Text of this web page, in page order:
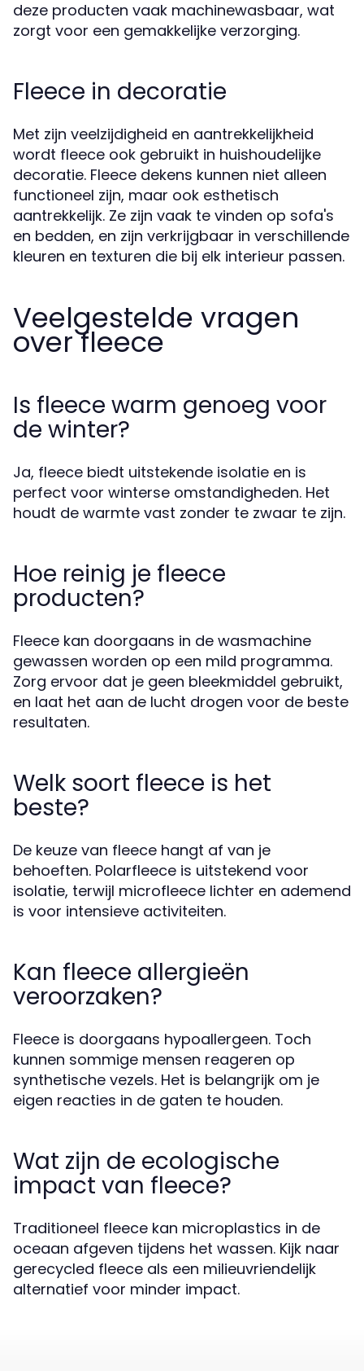
deze producten vaak machinewasbaar, wat
zorgt voor een gemakkelijke verzorging.
Fleece in decoratie
Met zijn veelzijdigheid en aantrekkelijkheid
wordt fleece ook gebruikt in huishoudelijke
decoratie. Fleece dekens kunnen niet alleen
functioneel zijn, maar ook esthetisch
aantrekkelijk. Ze zijn vaak te vinden op sofa's
en bedden, en zijn verkrijgbaar in verschillende
kleuren en texturen die bij elk interieur passen.
Veelgestelde vragen
over fleece
Is fleece warm genoeg voor
de winter?
Ja, fleece biedt uitstekende isolatie en is
perfect voor winterse omstandigheden. Het
houdt de warmte vast zonder te zwaar te zijn.
Hoe reinig je fleece
producten?
Fleece kan doorgaans in de wasmachine
gewassen worden op een mild programma.
Zorg ervoor dat je geen bleekmiddel gebruikt,
en laat het aan de lucht drogen voor de beste
resultaten.
Welk soort fleece is het
beste?
De keuze van fleece hangt af van je
behoeften. Polarfleece is uitstekend voor
isolatie, terwijl microfleece lichter en ademend
is voor intensieve activiteiten.
Kan fleece allergieën
veroorzaken?
Fleece is doorgaans hypoallergeen. Toch
kunnen sommige mensen reageren op
synthetische vezels. Het is belangrijk om je
eigen reacties in de gaten te houden.
Wat zijn de ecologische
impact van fleece?
Traditioneel fleece kan microplastics in de
oceaan afgeven tijdens het wassen. Kijk naar
gerecycled fleece als een milieuvriendelijk
alternatief voor minder impact.